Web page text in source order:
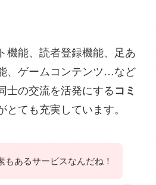
機能、読者登録機能、足あ
、ゲームコンテンツ…など
士の交流を活発にする コミ
とても充実しています。
もあるサービスなんだね！